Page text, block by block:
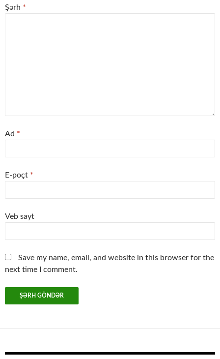
Şərh *
Ad *
E-poçt *
Veb sayt
Save my name, email, and website in this browser for the
next time I comment.